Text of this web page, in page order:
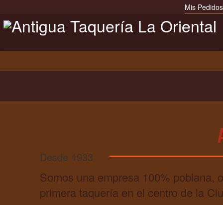
Mis Pedidos
Desde 1933
Somos una empresa 100% poblana,
primera taquería en el centro de la